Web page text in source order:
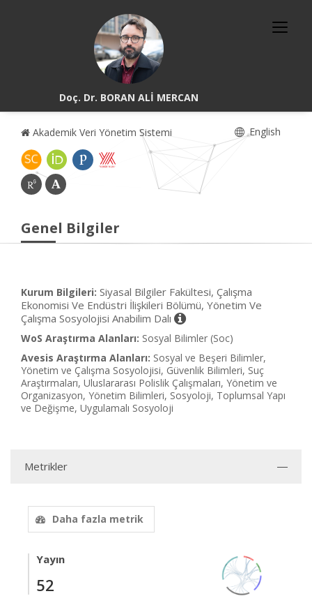
Doç. Dr. BORAN ALİ MERCAN
Akademik Veri Yönetim Sistemi English
Genel Bilgiler
Kurum Bilgileri: Siyasal Bilgiler Fakültesi, Çalışma
Ekonomisi Ve Endüstri İlişkileri Bölümü, Yönetim Ve
Çalışma Sosyolojisi Anabilim Dalı
WoS Araştırma Alanları: Sosyal Bilimler (Soc)
Avesis Araştırma Alanları: Sosyal ve Beşeri Bilimler,
Yönetim ve Çalışma Sosyolojisi, Güvenlik Bilimleri, Suç
Araştırmaları, Uluslararası Polislik Çalışmaları, Yönetim ve
Organizasyon, Yönetim Bilimleri, Sosyoloji, Toplumsal Yapı
ve Değişme, Uygulamalı Sosyoloji
Metrikler
Daha fazla metrik
Yayın
52